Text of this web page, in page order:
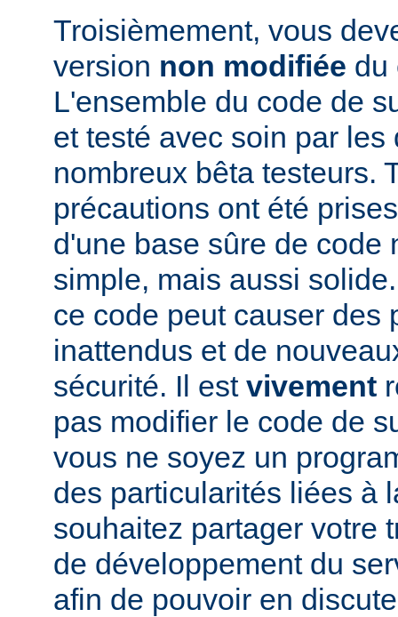
Troisièmement, vous
version non modifiée du
L'ensemble du code de
et testé avec soin par
nombreux bêta testeurs.
précautions ont été
d'une base sûre de code
simple, mais aussi
ce code peut causer des
inattendus et de
sécurité. Il est vivement
pas modifier le code de
vous ne soyez un
des particularités liées à
souhaitez partager votre
de développement du
afin de pouvoir en